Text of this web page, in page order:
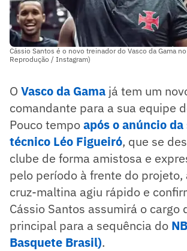
Cássio Santos é o novo treinador do Vasco da Gama
Reprodução / Instagram)
O Vasco da Gama já tem um
comandante para a sua equipe
Pouco tempoapós o anúncio
técnico Léo Figueiró, que se
clube de forma amistosa e
pelo período à frente do projeto,
cruz-maltina agiu rápido e
Cássio Santos assumirá o cargo
principal para a sequência do
Basquete Brasil).